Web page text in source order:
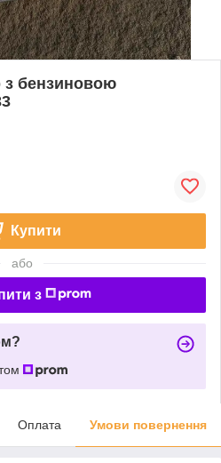
з бензиновою
Купити
або
з
Оплата Умови повернення